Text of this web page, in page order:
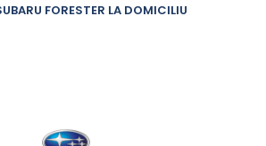
FORESTER LA DOMICILIU